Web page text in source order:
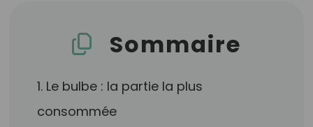
Sommaire
1. Le bulbe : la partie la plus
consommée